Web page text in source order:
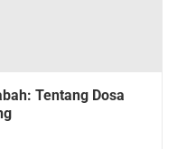
Tentang Dosa